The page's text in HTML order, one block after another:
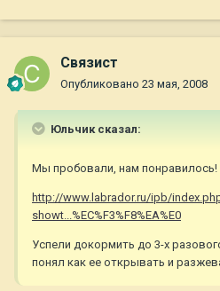
Связист
Опубликовано 23 мая, 2008
Юльчик сказал:
Мы пробовали, нам понравилось!
http://www.labrador.ru/ipb/
showt...%EC%F3%F8%EA%E0
Успели докормить до 3-х
понял как ее открывать и